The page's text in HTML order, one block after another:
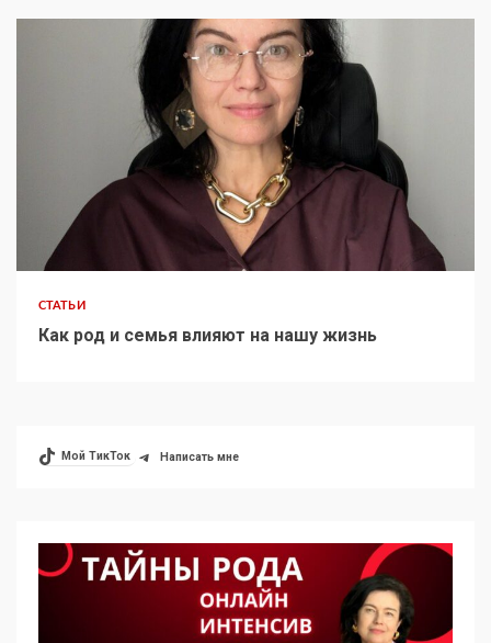
СТАТЬИ
Как род и семья влияют на нашу жизнь
Мой ТикТок Написать мне